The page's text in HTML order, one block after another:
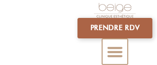
PRENDRE RDV